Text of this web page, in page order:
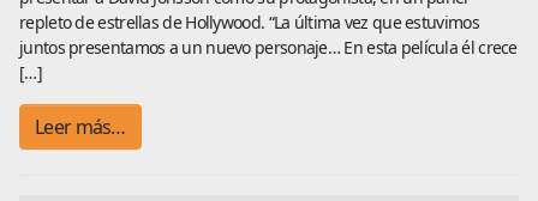
repleto de estrellas de Hollywood. “La última vez que estuvimos
juntos presentamos a un nuevo personaje… En esta película él crece
[…]
Leer más…